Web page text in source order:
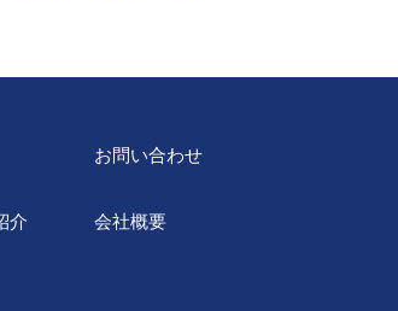
介
お問い合わせ
会社概要